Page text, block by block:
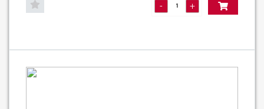
- +